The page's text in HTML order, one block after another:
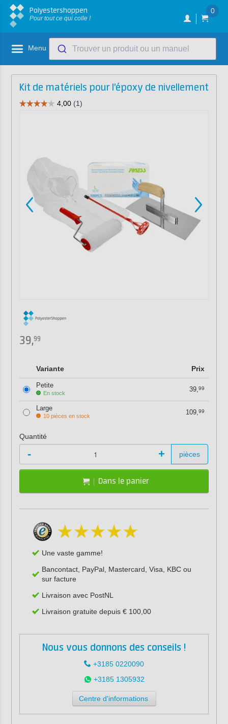
Polyestershoppen
Pour tout ce qui colle !
0
Menu Trouver un produit ou un manuel
Kit de matériels pour l'époxy de nivellement
39,99
Variante Prix
Petite
En stock 39,99
Large
10 pièces en stock 109,99
Quantité
- + pièces
Dans le panier
Une vaste gamme!
Bancontact, PayPal, Mastercard, Visa, KBC ou
sur facture
Livraison avec PostNL
Livraison gratuite depuis € 100,00
Nous vous donnons des conseils !
+3185 0220090
+3185 1305932
Centre d'informations